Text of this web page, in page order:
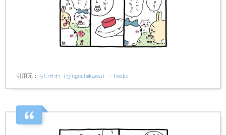
引用元 ちいかわ（@ngnchiikawa）・Twitter